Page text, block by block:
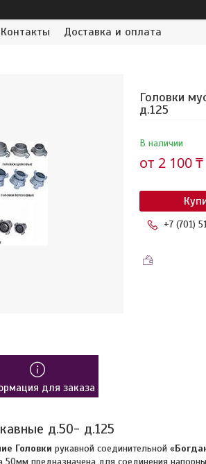
Контакты Доставка и оплата
Головки
д.125
В наличии
от 2 100 ₸
+7 (701)
для заказа
д.50- д.125
Головки рукавной соединительной «
предназначена для соединения